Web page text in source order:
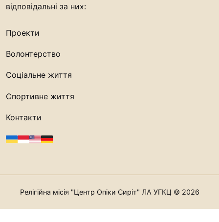
відповідальні за них:
Проекти
Волонтерство
Соціальне життя
Спортивне життя
Контакти
Релігійна місія "Центр Опіки Сиріт" ЛА УГКЦ © 2026